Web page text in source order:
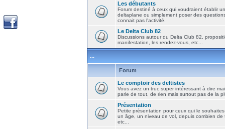
Les débutants
Forum destiné à ceux qui voudraient établir
deltaplane ou simplement poser des
connait pas l'activité.
Le Delta Club 82
Discussions autour du Delta Club 82,
manifestation, les rendez-vous, etc...
...
Forum
Le comptoir des deltistes
Vous avez un truc super intéressant à dire
parle de tout, de rien mais surtout pas de la
Présentation
Petite présentation pour ceux qui le
un âge, un niveau de vol, depuis combien de
etc...